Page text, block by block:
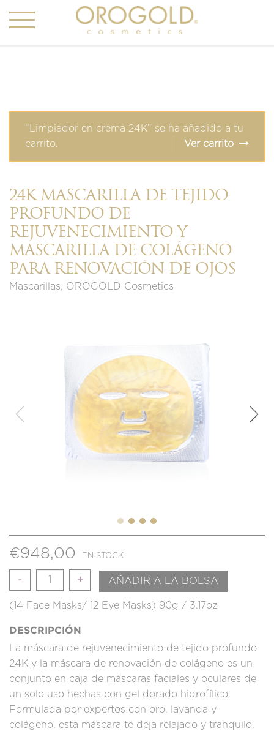
“Limpiador en crema 24K” se ha añadido a tu
carrito.
Ver carrito
24K MASCARILLA DE TEJIDO
PROFUNDO DE
REJUVENECIMIENTO Y
MASCARILLA DE COLÁGENO
PARA RENOVACIÓN DE OJOS
Mascarillas OROGOLD Cosmetics
€948,00 EN STOCK
Cantidad AÑADIR A LA BOLSA
(14 Face Masks/ 12 Eye Masks) 90g / 3.17oz
DESCRIPCIÓN
La máscara de rejuvenecimiento de tejido profundo
24K y la máscara de renovación de colágeno es un
conjunto en caja de máscaras faciales y oculares de
un solo uso hechas con gel dorado hidrofílico.
Formulada por expertos con oro, lavanda y
colágeno, esta máscara te deja relajado y tranquilo.